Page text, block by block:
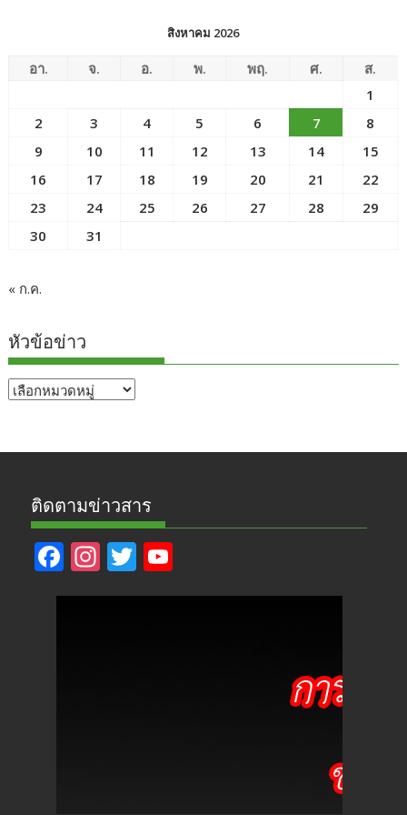
สิงหาคม 2026
อา. จ. อ. พ. พฤ. ศ.
ส.
1
2
3 4 5 6 7
8
9
10 11 12 13 14
15
16
17 18 19 20 21
22
23
24 25 26 27 28
29
30
31
« ก.ค.
หัวข้อข่าว
หัวข้อ
ติดตามข่าวสาร
F
ac
In
st
T
w o